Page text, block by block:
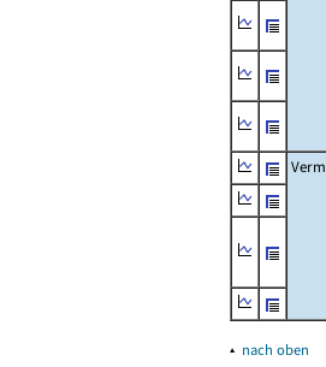
▴ nach oben